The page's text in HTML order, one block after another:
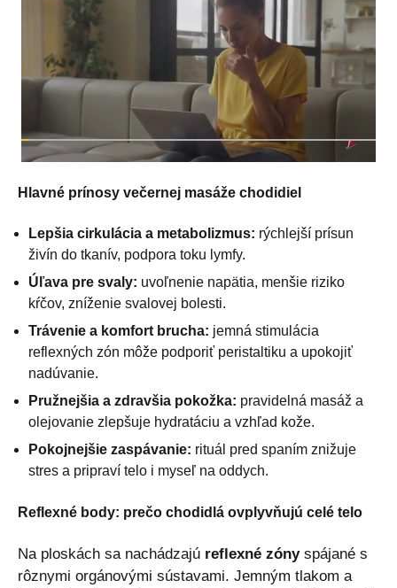
Hlavné prínosy večernej masáže chodidiel
Lepšia cirkulácia a metabolizmus: rýchlejší prísun
živín do tkanív, podpora toku lymfy.
Úľava pre svaly: uvoľnenie napätia, menšie riziko
kŕčov, zníženie svalovej bolesti.
Trávenie a komfort brucha: jemná stimulácia
reflexných zón môže podporiť peristaltiku a upokojiť
nadúvanie.
Pružnejšia a zdravšia pokožka: pravidelná masáž a
olejovanie zlepšuje hydratáciu a vzhľad kože.
Pokojnejšie zaspávanie: rituál pred spaním znižuje
stres a pripraví telo i myseľ na oddych.
Reflexné body: prečo chodidlá ovplyvňujú celé telo
Na ploskách sa nachádzajú reflexné zónyspájané s
rôznymi orgánovými sústavami. Jemným tlakom a